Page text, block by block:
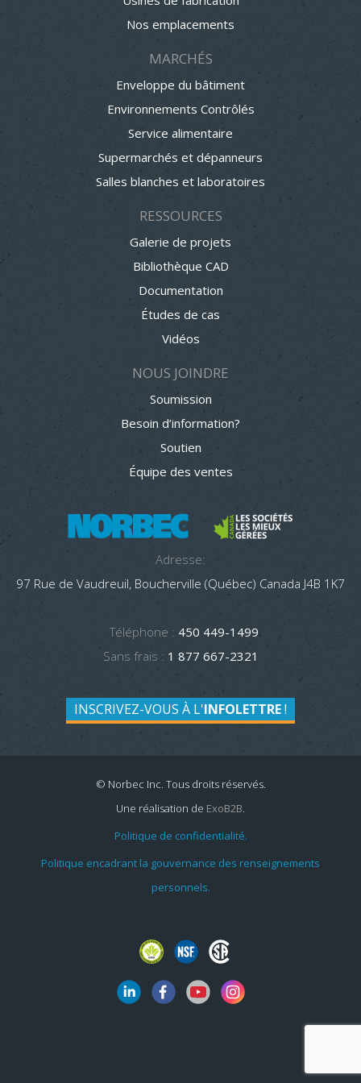
Nos emplacements
MARCHÉS
Enveloppe du bâtiment
Environnements Contrôlés
Service alimentaire
Supermarchés et dépanneurs
Salles blanches et laboratoires
RESSOURCES
Galerie de projets
Bibliothèque CAD
Documentation
Études de cas
Vidéos
NOUS JOINDRE
Soumission
Besoin d’information?
Soutien
Équipe des ventes
Adresse:
97 Rue de Vaudreuil, Boucherville (Québec) Canada J4B 1K7
Téléphone : 450 449-1499
Sans frais : 1 877 667-2321
INSCRIVEZ-VOUS À L'INFOLETTRE!
© Norbec Inc. Tous droits réservés.
Une réalisation de ExoB2B.
Politique de confidentialité.
Politique encadrant la gouvernance des renseignements
personnels.